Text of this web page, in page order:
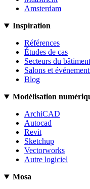
Amsterdam
Inspiration
Références
Études de cas
Secteurs du bâtiment
Salons et
Blog
Modélisation
ArchiCAD
Autocad
Revit
Sketchup
Vectorworks
Autre logiciel
Mosa